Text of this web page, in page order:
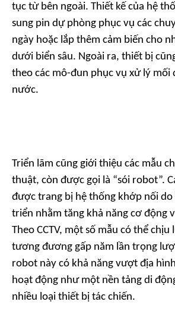
tục từ bên ngoài. Thiết kế của hệ
sung pin dự phòng phục vụ các
ngày hoặc lắp thêm cảm biến cho
dưới biển sâu. Ngoài ra, thiết bị
theo các mô-đun phục vụ xử lý mối
nước.
Triển lãm cũng giới thiệu các mẫu
thuật, còn được gọi là “sói robot”.
được trang bị hệ thống khớp nối do
triển nhằm tăng khả năng cơ động
Theo CCTV, một số mẫu có thể chịu
tương đương gấp năm lần trọng
robot này có khả năng vượt địa
hoạt động như một nền tảng di
nhiều loại thiết bị tác chiến.